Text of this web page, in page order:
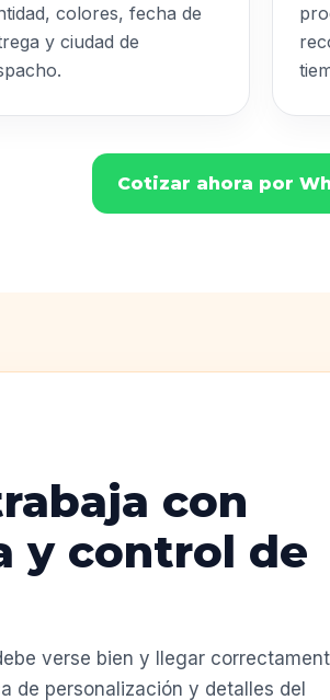
colores, fecha de
y ciudad de
Cotizar ahora por
con
y control de
verse bien y llegar
de personalización y detalles del